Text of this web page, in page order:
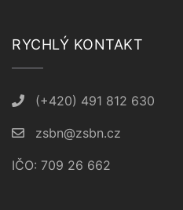
RYCHLÝ KONTAKT
(+420) 491 812 630
zsbn@zsbn.cz
IČO: 709 26 662